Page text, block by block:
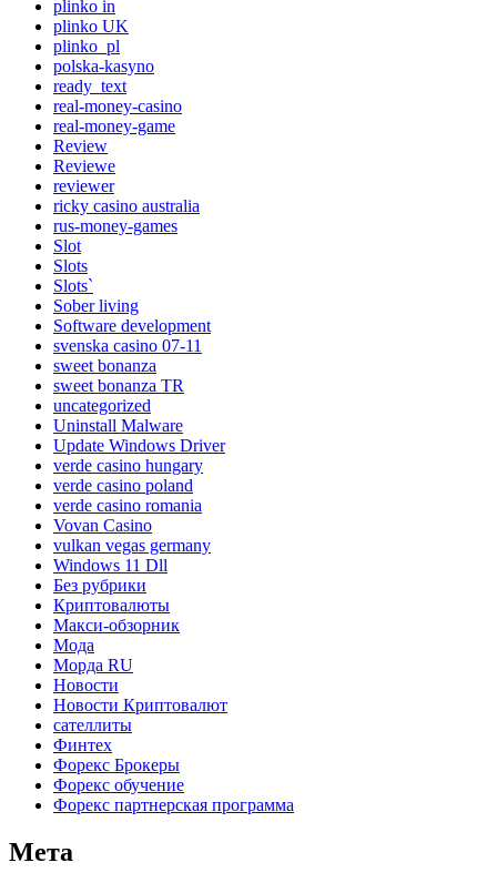
plinko in
plinko UK
plinko_pl
polska-kasyno
ready_text
real-money-casino
real-money-game
Review
Reviewe
reviewer
ricky casino australia
rus-money-games
Slot
Slots
Slots`
Sober living
Software development
svenska casino 07-11
sweet bonanza
sweet bonanza TR
uncategorized
Uninstall Malware
Update Windows Driver
verde casino hungary
verde casino poland
verde casino romania
Vovan Casino
vulkan vegas germany
Windows 11 Dll
Без рубрики
Криптовалюты
Макси-обзорник
Мода
Морда RU
Новости
Новости Криптовалют
сателлиты
Финтех
Форекс Брокеры
Форекс обучение
Форекс партнерская программа
Мета